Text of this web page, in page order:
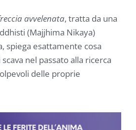
avvelenata, tratta da una
(Majjhima Nikaya)
spiega esattamente cosa
nel passato alla ricerca
delle proprie